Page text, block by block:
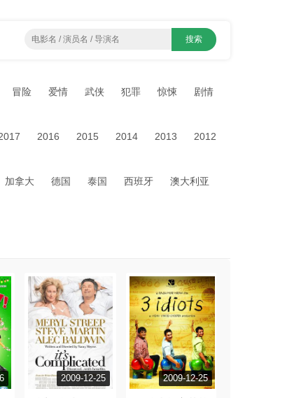
冒险 爱情 武侠 犯罪 惊悚
剧情
2016 2015 2014 2013
2012
加拿大 德国 泰国 西班牙
澳大利亚
2009-12-25 2009-12-25